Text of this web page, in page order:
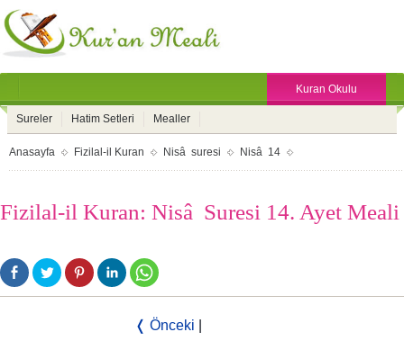
Kuran Okulu
Sureler Hatim Setleri Mealler
Anasayfa Fizilal-il Kuran Nisâ suresi Nisâ 14
Fizilal-il Kuran: Nisâ Suresi 14. Ayet Meali
❬ Önceki